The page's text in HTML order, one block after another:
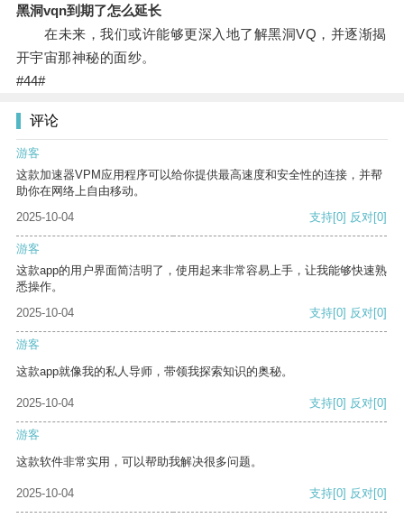
黑洞vqn到期了怎么延长
在未来，我们或许能够更深入地了解黑洞VQ，并逐渐揭
开宇宙那神秘的面纱。
#44#
评论
游客
这款加速器VPM应用程序可以给你提供最高速度和安全性的连接，并帮
助你在网络上自由移动。
2025-10-04
支持[0] 反对[0]
游客
这款app的用户界面简洁明了，使用起来非常容易上手，让我能够快速熟
悉操作。
2025-10-04
支持[0] 反对[0]
游客
这款app就像我的私人导师，带领我探索知识的奥秘。
2025-10-04 支持[0] 反对[0]
游客
这款软件非常实用，可以帮助我解决很多问题。
2025-10-04 支持[0] 反对[0]